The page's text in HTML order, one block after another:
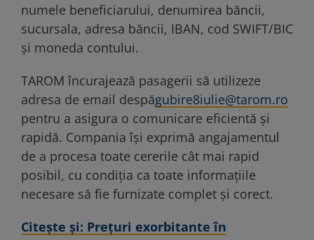
numele beneficiarului, denumirea băncii,
sucursala, adresa băncii, IBAN, cod SWIFT/BIC
și moneda contului.
TAROM încurajează pasagerii să utilizeze
adresa de email despăgubire8iulie@tarom.ro
pentru a asigura o comunicare eficientă și
rapidă. Compania își exprimă angajamentul
de a procesa toate cererile cât mai rapid
posibil, cu condiția ca toate informațiile
necesare să fie furnizate complet și corect.
Citeşte şi: Prețuri exorbitante în